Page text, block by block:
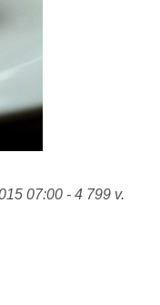
07:00 - 4 799 v.